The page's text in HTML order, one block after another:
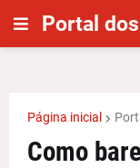
Portal
Página inicial
Como